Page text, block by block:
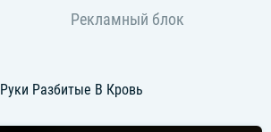
Руки Разбитые В Кровь